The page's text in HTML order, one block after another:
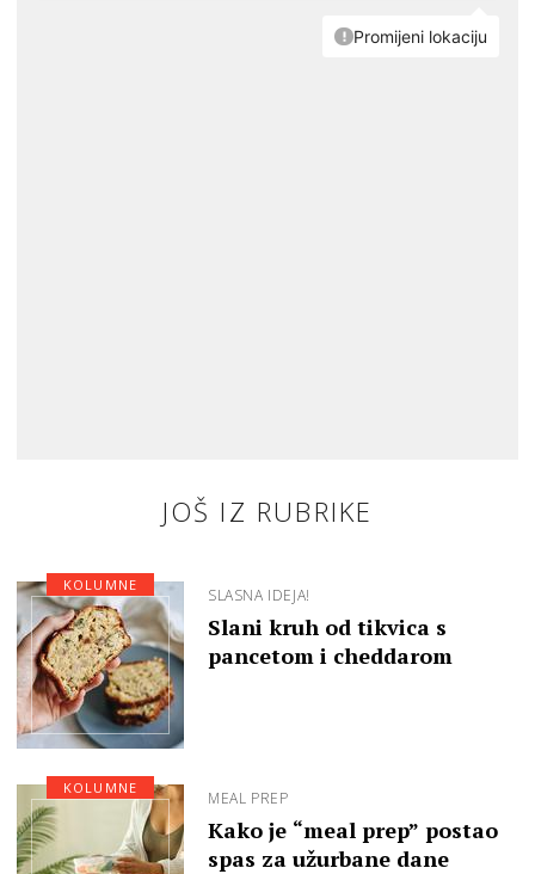
JOŠ IZ RUBRIKE
SLASNA IDEJA!
Slani kruh od tikvica s
pancetom i cheddarom
KOLUMNE
MEAL PREP
Kako je “meal prep” postao
spas za užurbane dane
KOLUMNE